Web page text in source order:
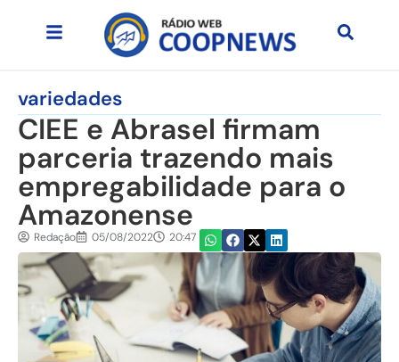
variedades
CIEE e Abrasel firmam
parceria trazendo mais
empregabilidade para o
Amazonense
Redação 05/08/2022 20:47